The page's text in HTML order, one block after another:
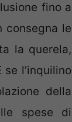
fino a
consegna le
la querela,
l’inquilino
della
spese di